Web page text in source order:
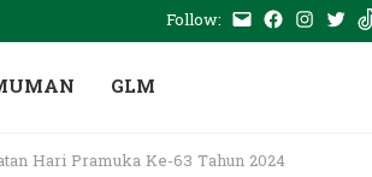
Follow: E- Facebook
Instagram
GLM
Hari Pramuka Ke-63 Tahun 2024